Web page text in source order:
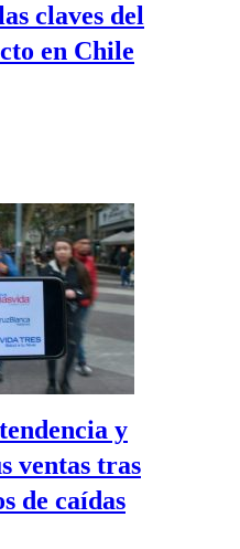
claves del
en Chile
y
ventas tras
de caídas